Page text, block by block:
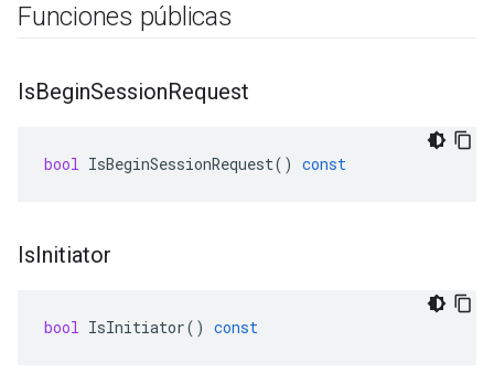
Funciones públicas
IsBeginSessionRequest
bool IsBeginSessionRequest() const
IsInitiator
bool IsInitiator() const